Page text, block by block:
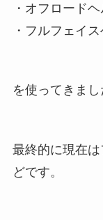
・オフロード
・フルフェイ
を使ってきまし
最終的に現在
どです。